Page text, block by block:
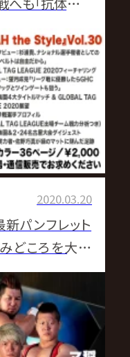
2020.03.20
新パンフレット
どころを大紹